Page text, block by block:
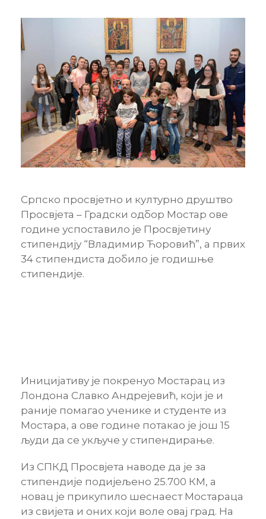
Српско просвјетно и културно друштво
Просвјета – Градски одбор Мостар ове
године успоставило је Просвјетину
стипендију “Владимир Ћоровић”, а првих
34 стипендиста добило је годишње
стипендије.
Иницијативу је покренуо Мостарац из
Лондона Славко Андрејевић, који је и
раније помагао ученике и студенте из
Мостара, а ове године потакао је још 15
људи да се укључе у стипендирање.
Из СПКД Просвјета наводе да је за
стипендије подијељено 25.700 КМ, а
новац је прикупило шеснаест Мостараца
из свијета и оних који воле овај град. На